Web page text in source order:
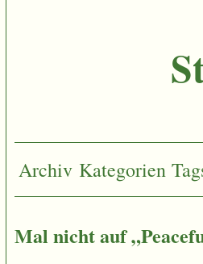
Archiv Kategorien
Mal nicht auf